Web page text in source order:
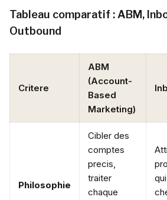
Tableau comparatif : ABM,
Outbound
Critere
ABM
(Account-
Based
Marketing)
Philosophie
Cibler des
comptes
precis,
traiter
chaque
qui